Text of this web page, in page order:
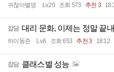
귀찮아별명 Lv.20 조회 573 추천 3
잡담 대리 문화, 이제는 정말 끝
하이동준 Lv.6 조회 653 추천 3 18:12
잡담 클래스별 성능